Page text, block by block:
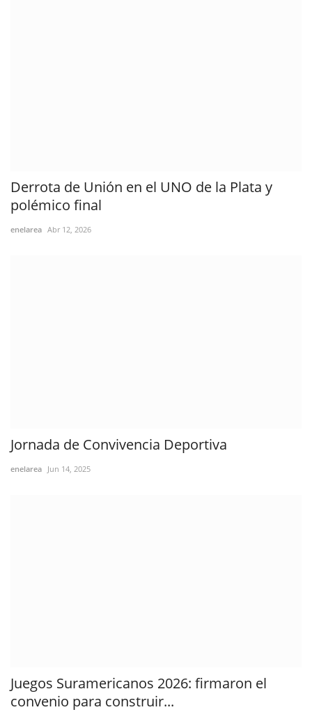
Derrota de Unión en el UNO de la Plata y
polémico final
enelarea Abr 12, 2026
Jornada de Convivencia Deportiva
enelarea Jun 14, 2025
Juegos Suramericanos 2026: firmaron el
convenio para construir...